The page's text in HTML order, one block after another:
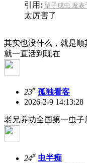
引用: 望子成虫 发表
太厉害了
其实也没什么，就是顺
就一直活到现在
23# 孤独看客
2026-2-9 14:13:28
老兄养功全国第一虫子
24# 虫半痴